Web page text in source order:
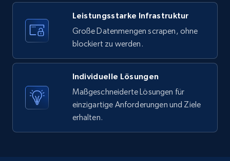
youtube videos by keyword
URL, Title, Youtuber, Youtuber md5, Video url,
Video length, Likes, Views, and more.
8.1K+ 716+ Gratis testen
Youtube - Videos posts - Discover videos by
Leistungsstarke Infrastruktur
Große Datenmengen scrapen, ohne
blockiert zu werden.
Individuelle Lösungen
Maßgeschneiderte Lösungen für
einzigartige Anforderungen und Ziele
erhalten.